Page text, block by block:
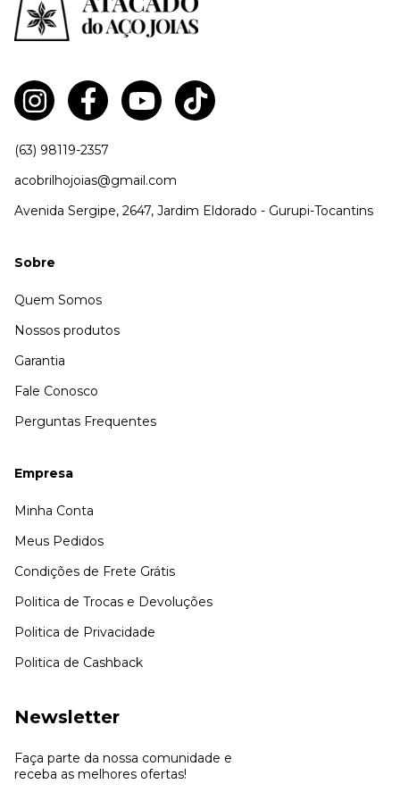
(63) 98119-2357
acobrilhojoias@gmail.com
Avenida Sergipe, 2647, Jardim Eldorado - Gurupi-Tocantins
Sobre
Quem Somos
Nossos produtos
Garantia
Fale Conosco
Perguntas Frequentes
Empresa
Minha Conta
Meus Pedidos
Condições de Frete Grátis
Politica de Trocas e Devoluções
Politica de Privacidade
Politica de Cashback
Newsletter
Faça parte da nossa comunidade e
receba as melhores ofertas!